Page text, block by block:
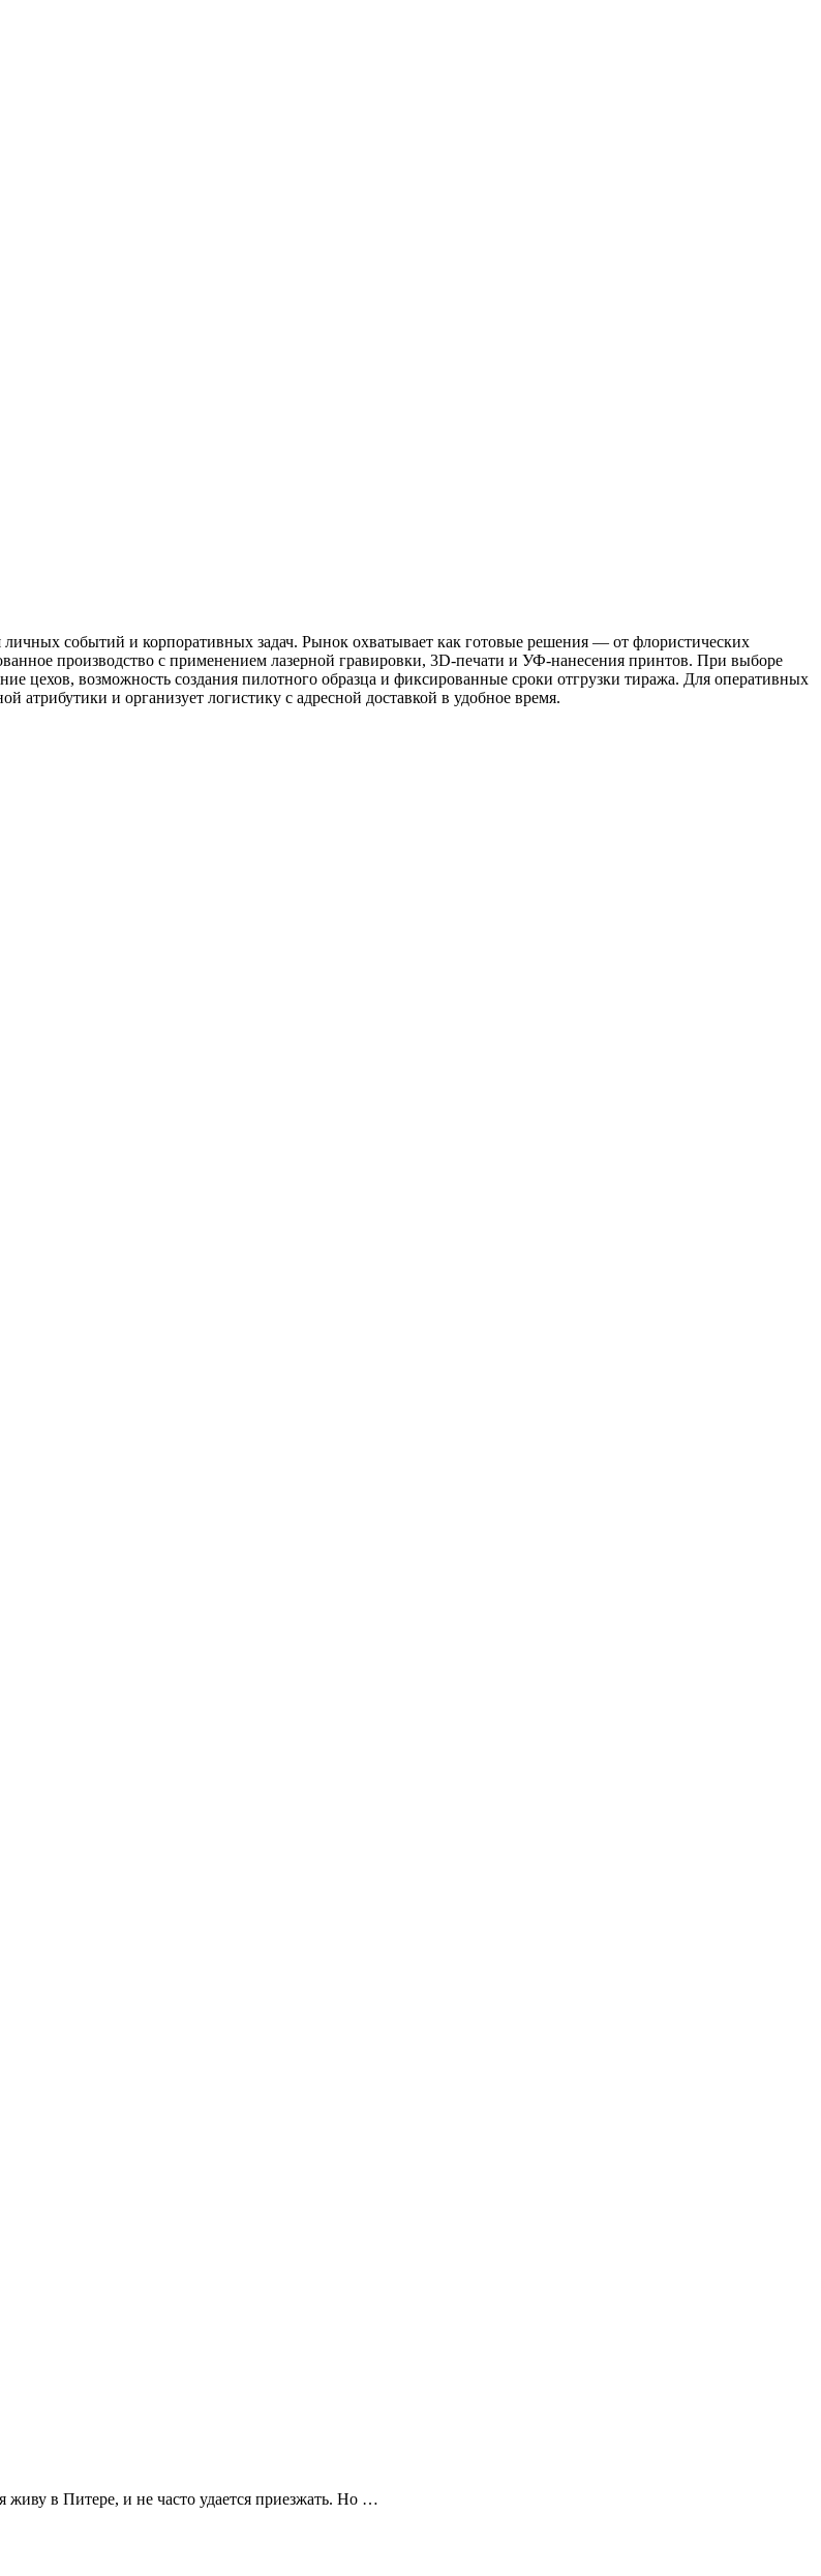
событий и корпоративных задач. Рынок охватывает как готовые решения — от флористических
производство с применением лазерной гравировки, 3D-печати и УФ-нанесения принтов. При выборе
цехов, возможность создания пилотного образца и фиксированные сроки отгрузки тиража. Для оперативных
атрибутики и организует логистику с адресной доставкой в удобное время.
живу в Питере, и не часто удается приезжать. Но …